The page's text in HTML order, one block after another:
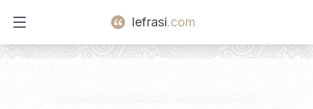
Open main menu
lefrasi.com